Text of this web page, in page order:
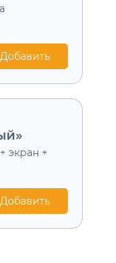
экран +